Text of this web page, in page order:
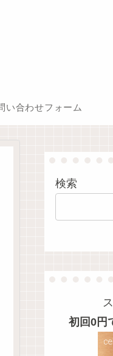
い合わせフォーム
検索
初回0円